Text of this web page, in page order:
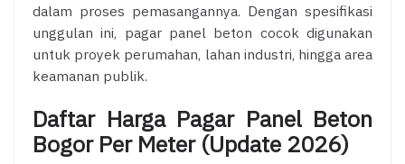
dalam proses pemasangannya. Dengan spesifikasi
unggulan ini, pagar panel beton cocok digunakan
untuk proyek perumahan, lahan industri, hingga area
keamanan publik.
Daftar Harga Pagar Panel Beton
Bogor Per Meter (Update 2026)